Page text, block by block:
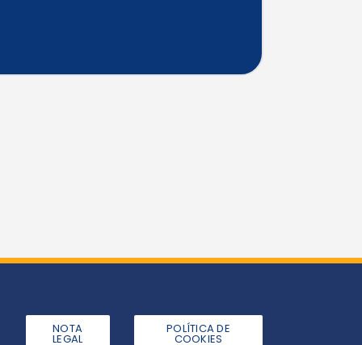
NOTA
LEGAL
POLÍTICA DE
COOKIES